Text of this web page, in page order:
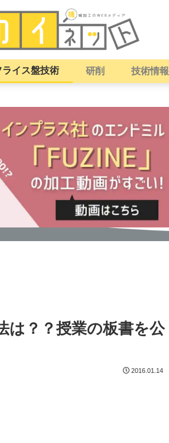
イス盤技術 研削 技術情報
は？？授業の板書を公
2016.01.14